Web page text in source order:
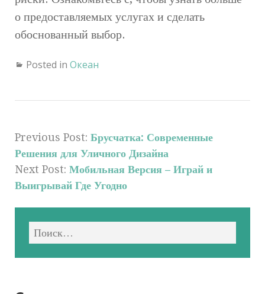
о предоставляемых услугах и сделать
обоснованный выбор.
Posted in Океан
Previous Post: Брусчатка: Современные
Решения для Уличного Дизайна
Next Post: Мобильная Версия – Играй и
Выигрывай Где Угодно